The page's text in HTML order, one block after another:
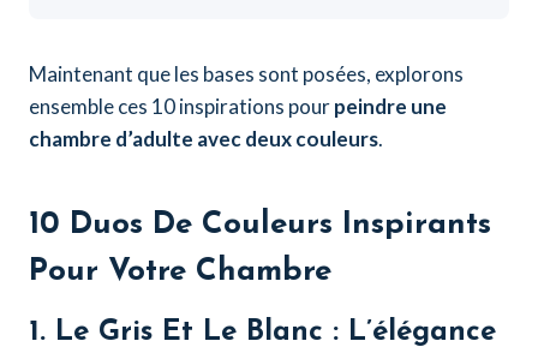
Maintenant que les bases sont posées, explorons
ensemble ces 10 inspirations pourpeindre une
chambre d’adulte avec deux couleurs.
10 Duos De Couleurs Inspirants
Pour Votre Chambre
1. Le Gris Et Le Blanc : L’élégance